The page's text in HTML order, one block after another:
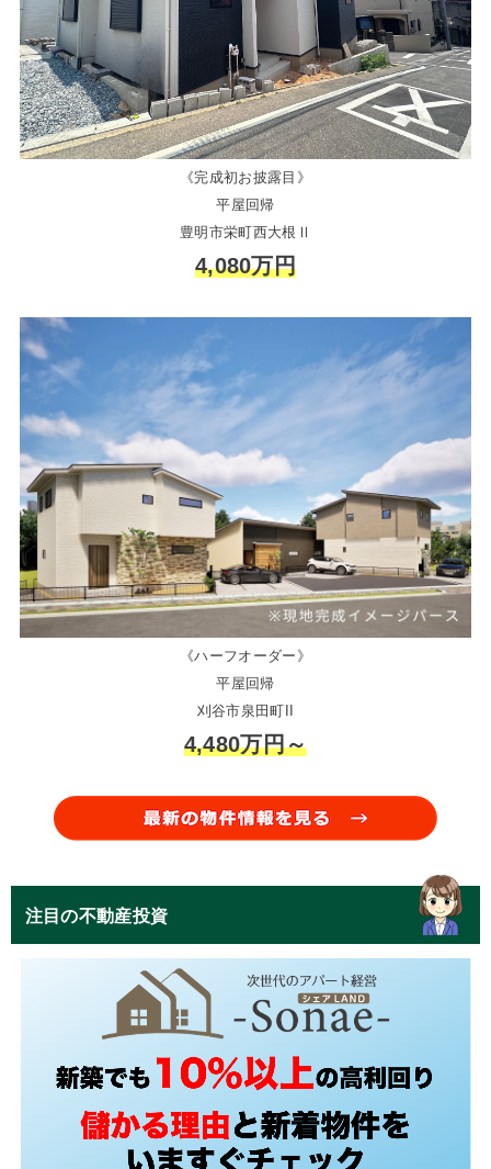
《完成初お披露目》
平屋回帰
豊明市栄町西大根Ⅱ
4,080万円
《ハーフオーダー》
平屋回帰
刈谷市泉田町II
4,480万円～
注目の不動産投資